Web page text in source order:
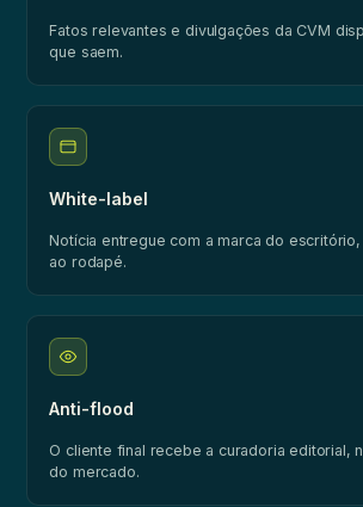
Fatos relevantes e divulgações da CVM
que saem.
White-label
Notícia entregue com a marca do
ao rodapé.
Anti-flood
O cliente final recebe a curadoria editorial,
do mercado.